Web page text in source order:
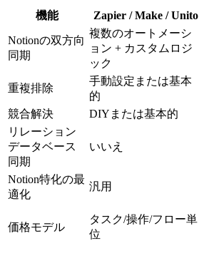
機能 Zapier / Make / Unito
Notionの双方向
同期
複数のオートメーシ
ョン + カスタムロジ
ック
重複排除
手動設定または基本
的
競合解決 DIYまたは基本的
リレーション
データベース
同期
いいえ
Notion特化の最
適化
汎用
価格モデル
タスク/操作/フロー単
位